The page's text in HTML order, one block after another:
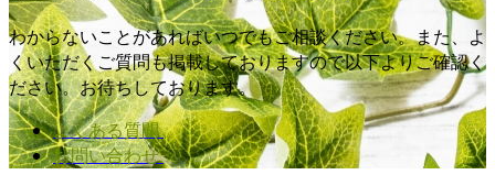
わからないことがあればいつでもご相談ください。また、よ
くいただくご質問も掲載しておりますので以下よりご確認く
ださい。お待ちしております。
よくある質問
お問い合わせ